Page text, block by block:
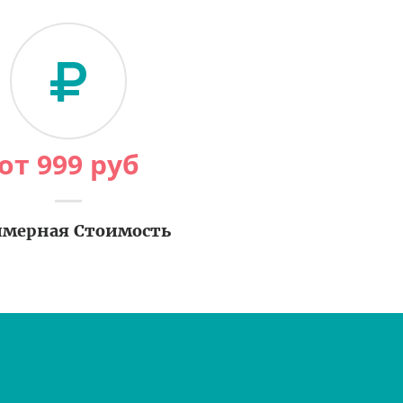
999 руб
Стоимость